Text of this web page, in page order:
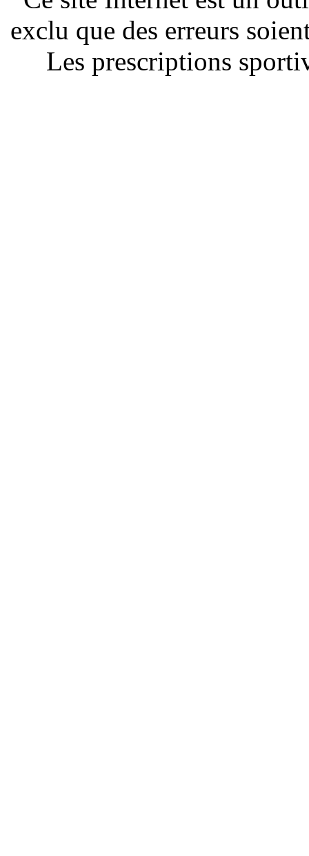
exclu que des erreurs
Les prescriptions